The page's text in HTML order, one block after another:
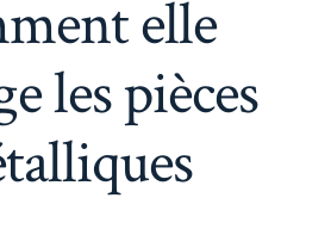
elle
les pièces